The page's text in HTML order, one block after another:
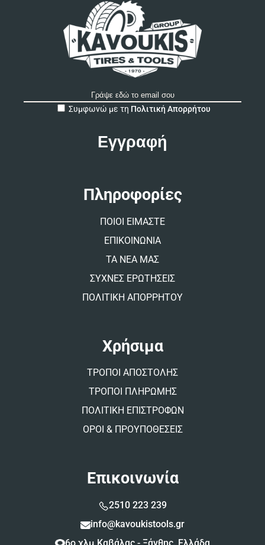
Συμφωνώ με τη Πολιτική Απορρήτου
Πληροφορίες
ΠΟΙΟΙ ΕΙΜΑΣΤΕ
ΕΠΙΚΟΙΝΩΝΙΑ
ΤΑ ΝΕΑ ΜΑΣ
ΣΥΧΝΕΣ ΕΡΩΤΗΣΕΙΣ
ΠΟΛΙΤΙΚΗ ΑΠΟΡΡΗΤΟΥ
Χρήσιμα
ΤΡΟΠΟΙ ΑΠΟΣΤΟΛΗΣ
ΤΡΟΠΟΙ ΠΛΗΡΩΜΗΣ
ΠΟΛΙΤΙΚΗ ΕΠΙΣΤΡΟΦΩΝ
ΟΡΟΙ & ΠΡΟΥΠΟΘΕΣΕΙΣ
Επικοινωνία
2510 223 239
info@kavoukistools.gr